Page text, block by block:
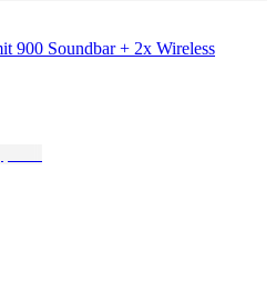
900 Soundbar + 2x Wireless